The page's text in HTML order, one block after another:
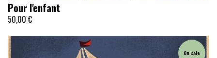
Pour l'enfant
50,00 €
On sale